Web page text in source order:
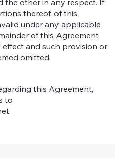
the other in any respect. If
thereof, of this
under any applicable
of this Agreement
and such provision or
omitted.
this Agreement,
to
.